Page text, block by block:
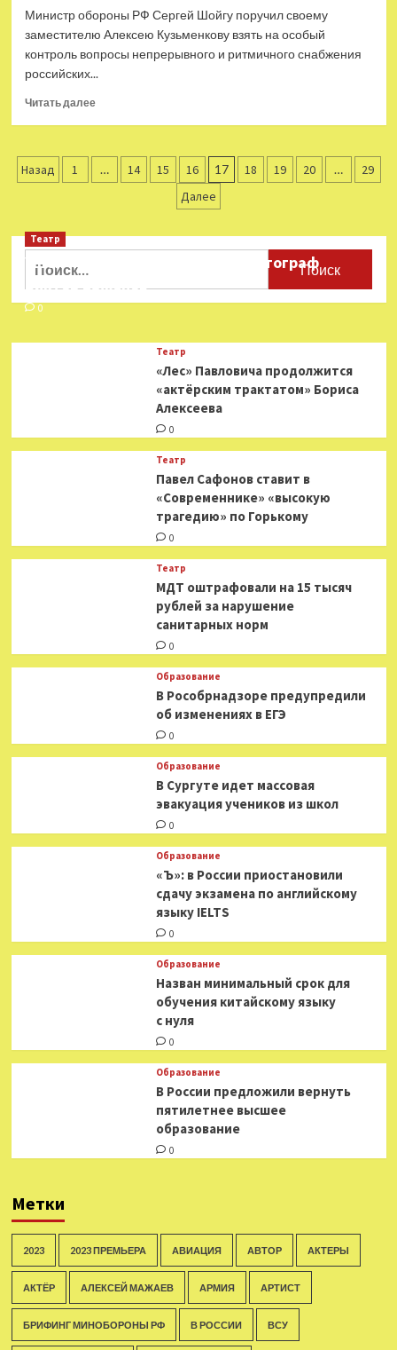
стиль
Джонни
Деппа
лет
Министр обороны РФ Сергей Шойгу поручил своему
заместителю Алексею Кузьменкову взять на особый
контроль вопросы непрерывного и ритмичного снабжения
российских...
Читать далееПрочитать
ритмичное
поручил
держать
особом
контроле
Пагинация
Назад 1 … 14 15 16 17 18 19 20 …
29
Далее
Найти:
Театр
Ушёл из жизни театральный фотограф
Виктор Баженов
0
Театр
«Лес» Павловича продолжится
«актёрским трактатом» Бориса
Алексеева
0
Театр
Павел Сафонов ставит в
«Современнике» «высокую
трагедию» по Горькому
0
Театр
МДТ оштрафовали на 15 тысяч
рублей за нарушение
санитарных норм
0
Образование
В Рособрнадзоре предупредили
об изменениях в ЕГЭ
0
Образование
В Сургуте идет массовая
эвакуация учеников из школ
0
Образование
«Ъ»: в России приостановили
сдачу экзамена по английскому
языку IELTS
0
Образование
Назван минимальный срок для
обучения китайскому языку
с нуля
0
Образование
В России предложили вернуть
пятилетнее высшее
образование
0
Метки
2023 2023 ПРЕМЬЕРА АВИАЦИЯ АВТОР АКТЕРЫ
АКТЁР АЛЕКСЕЙ МАЖАЕВ АРМИЯ АРТИСТ
БРИФИНГ МИНОБОРОНЫ РФ В РОССИИ ВСУ